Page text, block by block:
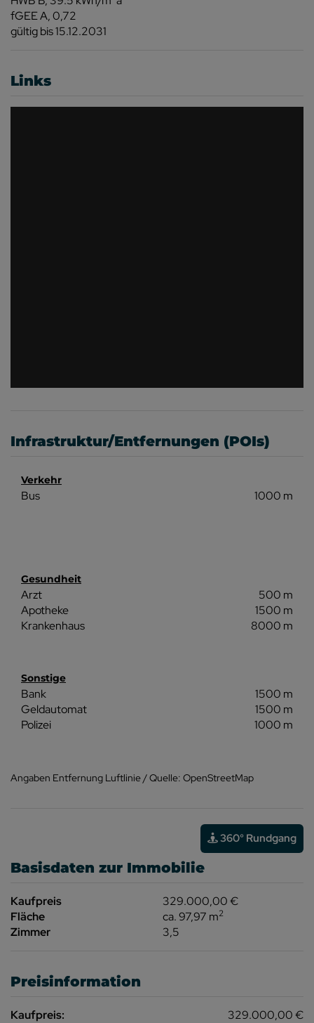
fGEEA, 0,72
gültig bis15.12.2031
Links
Infrastruktur/Entfernungen (POIs)
Verkehr
Bus 1000 m
Gesundheit
Arzt
500 m
Apotheke
1500 m
Krankenhaus
8000 m
Sonstige
Bank
1500 m
Geldautomat
1500 m
Polizei
1000 m
Angaben Entfernung Luftlinie / Quelle: OpenStreetMap
360° Rundgang
Basisdaten zur Immobilie
Kaufpreis
329.000,00 €
Fläche
ca. 97,97 m2
Zimmer 3,5
Preisinformation
Kaufpreis: 329.000,00 €